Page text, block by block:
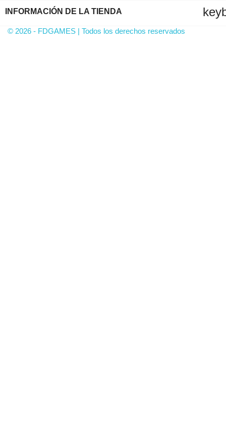
INFORMACIÓN DE LA TIENDA
© 2026 - FDGAMES | Todos los derechos reservados